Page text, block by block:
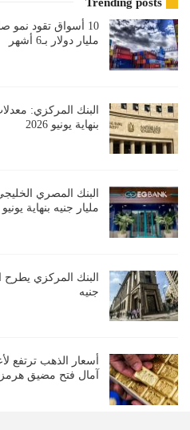
مليار دولار بـ6 أشهر
بنهاية يونيو 2026
مليار جنيه بنهاية يونيو 2026
جنيه
آمال فتح مضيق هرمز